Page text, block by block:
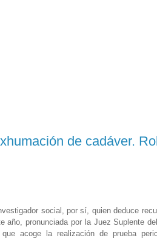
de cadáver.
social, por sí, quien deduce
año, pronunciada por la Juez Suplente
acoge la realización de prueba